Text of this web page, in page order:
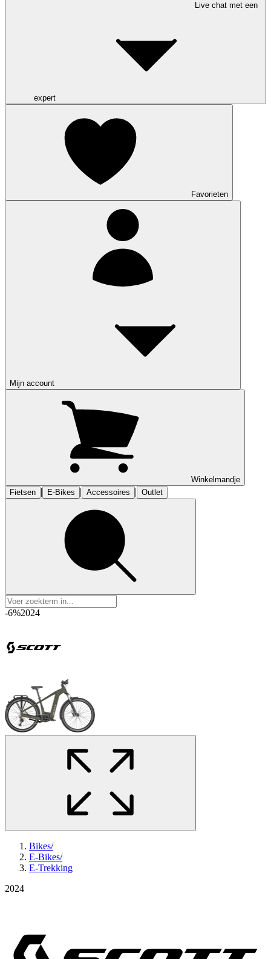
Live chat met een
expert
Favorieten
Mijn account
Winkelmandje
Fietsen | E-Bikes | Accessoires | Outlet
-6%2024
Bikes/
E-Bikes/
E-Trekking
2024